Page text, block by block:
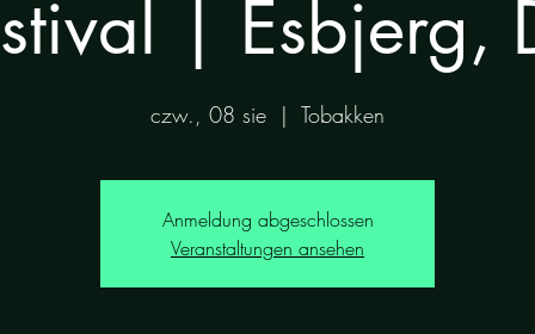
| Esbjerg,
czw., 08 sie
  |
Tobakken
Anmeldung abgeschlossen
Veranstaltungen ansehen